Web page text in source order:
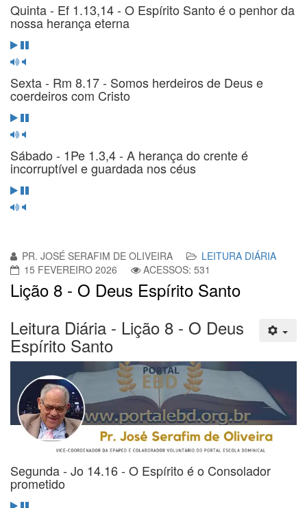
Quinta - Ef 1.13,14 - O Espírito Santo é o penhor da
nossa herança eterna
Sexta - Rm 8.17 - Somos herdeiros de Deus e
coerdeiros com Cristo
Sábado - 1Pe 1.3,4 - A herança do crente é
incorruptível e guardada nos céus
PR. JOSÉ SERAFIM DE OLIVEIRA
LEITURA DIÁRIA
15 FEVEREIRO 2026
ACESSOS: 531
Lição 8 - O Deus Espírito Santo
Leitura Diária - Lição 8 - O Deus
Espírito Santo
Segunda - Jo 14.16 - O Espírito é o Consolador
prometido